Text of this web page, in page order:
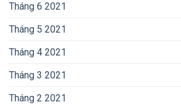
Tháng 6 2021
Tháng 5 2021
Tháng 4 2021
Tháng 3 2021
Tháng 2 2021